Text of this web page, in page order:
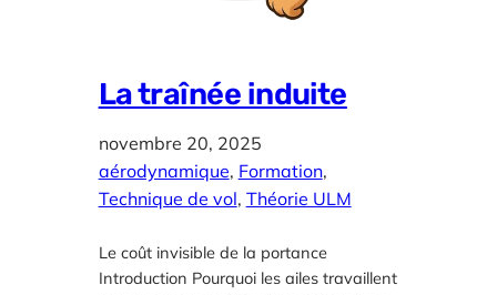
La traînée induite
novembre 20, 2025
aérodynamique, Formation
Technique de vol, Théorie ULM
Le coût invisible de la portance
Introduction Pourquoi les ailes travaillent